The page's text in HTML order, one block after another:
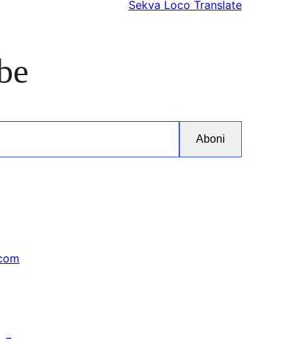
Sekva Loco Translate
Aboni